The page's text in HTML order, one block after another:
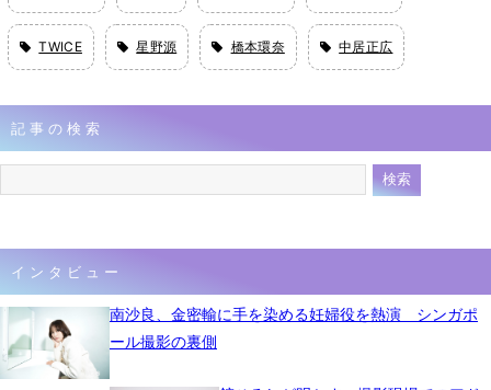
TWICE 星野源 橋本環奈 中居正広
記事の検索
インタビュー
南沙良、金密輸に手を染める妊婦役を熱演 シンガポ
ール撮影の裏側